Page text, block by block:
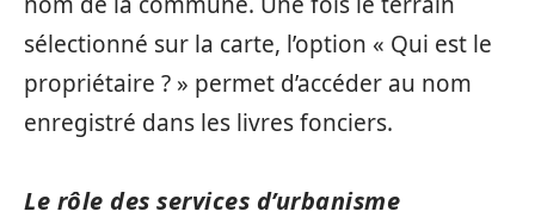
sélectionné sur la carte, l’option « Qui est le
propriétaire ? » permet d’accéder au nom
enregistré dans les livres fonciers.
Le rôle des services d’urbanisme